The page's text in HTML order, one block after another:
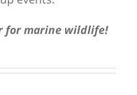
for marine wildlife!